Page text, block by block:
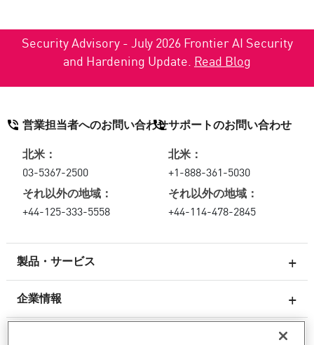
Security Advisory - July 2026 Frontier AI Security
and Hardening Update. Read Blog
製品・サービス
次世代ファイアウォール
企業情報
営業担当者へのお問い合わせ
北米：
03-5367-2500
それ以外の地域：
+44-125-333-5558
サポートのお問い合わせ
北米：
+1-888-361-5030
それ以外の地域：
+44-114-478-2845